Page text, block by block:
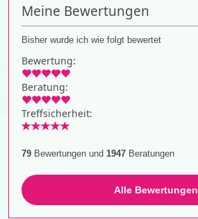
Meine Bewertungen
Bisher wurde ich wie folgt bewertet
Bewertung:
Beratung:
Treffsicherheit:
79 Bewertungen und 1947 Beratungen
Alle Bewertungen